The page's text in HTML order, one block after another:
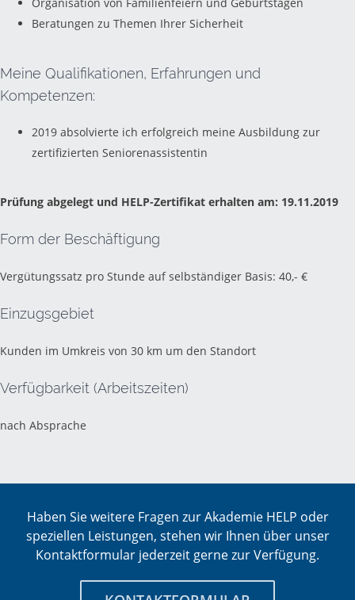
Beratungen zu Themen Ihrer Sicherheit
Meine Qualifikationen, Erfahrungen und
Kompetenzen:
2019 absolvierte ich erfolgreich meine Ausbildung zur
zertifizierten Seniorenassistentin
Prüfung abgelegt und HELP-Zertifikat erhalten am: 19.11.2019
Form der Beschäftigung
Vergütungssatz pro Stunde auf selbständiger Basis: 40,- €
Einzugsgebiet
Kunden im Umkreis von 30 km um den Standort
Verfügbarkeit (Arbeitszeiten)
nach Absprache
Haben Sie weitere Fragen zur Akademie HELP oder
speziellen Leistungen, stehen wir Ihnen über unser
Kontaktformular jederzeit gerne zur Verfügung.